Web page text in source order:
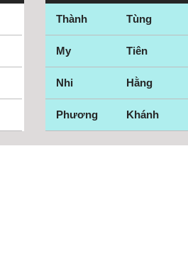
Thành Tùng
My Tiên
Nhi Hằng
Phương Khánh